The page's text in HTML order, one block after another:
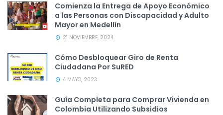
Comienza la Entrega de Apoyo Económico
a las Personas con Discapacidad y Adulto
Mayor en Medellín
21 NOVIEMBRE, 2024
Cómo Desbloquear Giro de Renta
Ciudadana Por SuRED
4 MAYO, 2023
Guía Completa para Comprar Vivienda en
Colombia Utilizando Subsidios